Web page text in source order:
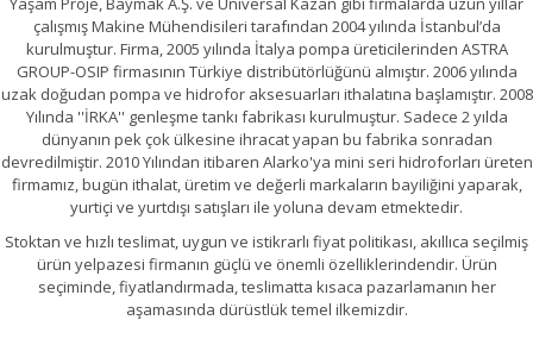
çalışmış Makine Mühendisileri tarafından 2004 yılında İstanbul’da
kurulmuştur. Firma, 2005 yılında İtalya pompa üreticilerinden ASTRA
GROUP-OSIP firmasının Türkiye distribütörlüğünü almıştır. 2006 yılında
uzak doğudan pompa ve hidrofor aksesuarları ithalatına başlamıştır. 2008
Yılında ''İRKA'' genleşme tankı fabrikası kurulmuştur. Sadece 2 yılda
dünyanın pek çok ülkesine ihracat yapan bu fabrika sonradan
devredilmiştir. 2010 Yılından itibaren Alarko'ya mini seri hidroforları üreten
firmamız, bugün ithalat, üretim ve değerli markaların bayiliğini yaparak,
yurtiçi ve yurtdışı satışları ile yoluna devam etmektedir.
Stoktan ve hızlı teslimat, uygun ve istikrarlı fiyat politikası, akıllıca seçilmiş
ürün yelpazesi firmanın güçlü ve önemli özelliklerindendir. Ürün
seçiminde, fiyatlandırmada, teslimatta kısaca pazarlamanın her
aşamasında dürüstlük temel ilkemizdir.